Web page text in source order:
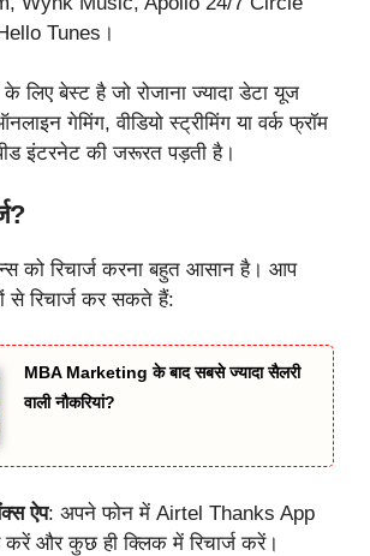
Tunes।
लिए बेस्ट है जो रोजाना ज्यादा डेटा यूज
गेमिंग, वीडियो स्ट्रीमिंग या वर्क फ्रॉम
इंटरनेट की जरूरत पड़ती है।
को रिचार्ज करना बहुत आसान है। आप
से रिचार्ज कर सकते हैं:
MBA Marketing के बाद सबसे ज्यादा सैलरी
वाली नौकरियां?
ऐप: अपने फोन में Airtel Thanks App
करें और कुछ ही क्लिक में रिचार्ज करें।